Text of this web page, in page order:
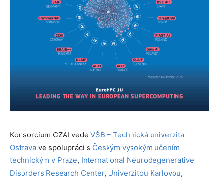
Konsorcium CZAI vede VŠB – Technická univerzita
Ostrava ve spolupráci s Českým vysokým učením
technickým v Praze, International Neurodegenerative
Disorders Research Center, Univerzitou Karlovou,